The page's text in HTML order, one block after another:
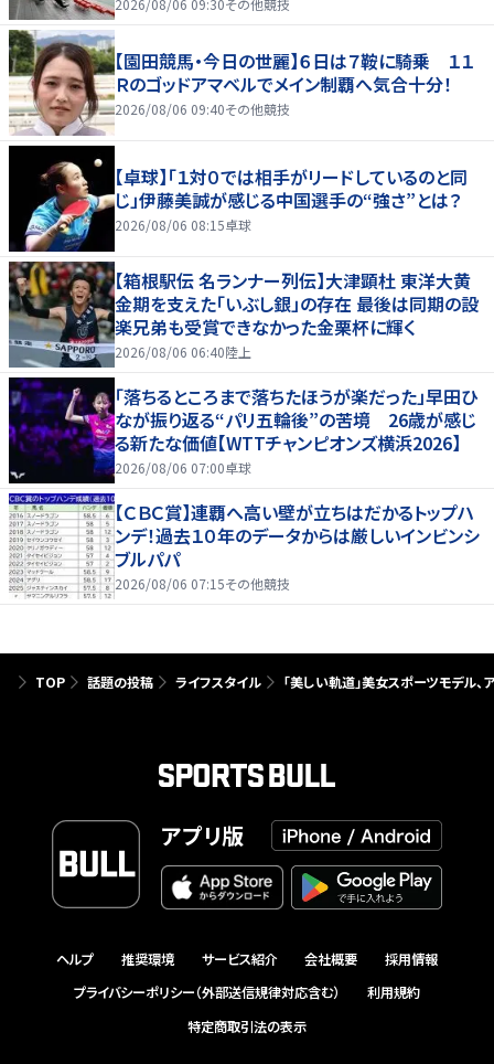
2026/08/06 09:30その他競技
【園田競馬・今日の世麗】６日は７鞍に騎乗 １１
Ｒのゴッドアマベルでメイン制覇へ気合十分！
2026/08/06 09:40その他競技
【卓球】「１対０では相手がリードしているのと同
じ」伊藤美誠が感じる中国選手の“強さ”とは？
2026/08/06 08:15卓球
【箱根駅伝 名ランナー列伝】大津顕杜 東洋大黄
金期を支えた「いぶし銀」の存在 最後は同期の設
楽兄弟も受賞できなかった金栗杯に輝く
2026/08/06 06:40陸上
「落ちるところまで落ちたほうが楽だった」早田ひ
なが振り返る“パリ五輪後”の苦境 26歳が感じ
る新たな価値【WTTチャンピオンズ横浜2026】
2026/08/06 07:00卓球
【ＣＢＣ賞】連覇へ高い壁が立ちはだかるトップハ
ンデ！過去１０年のデータからは厳しいインビンシ
ブルパパ
2026/08/06 07:15その他競技
TOP 話題の投稿 ライフスタイル 「美しい軌道」美女スポーツモデル
アプリ版
ヘルプ 推奨環境 サービス紹介 会社概要
採用情報
プライバシーポリシー（外部送信規律対応含む）
利用規約
特定商取引法の表示